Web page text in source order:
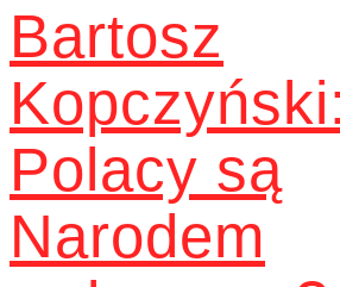
Bartosz
Polacy są
Narodem